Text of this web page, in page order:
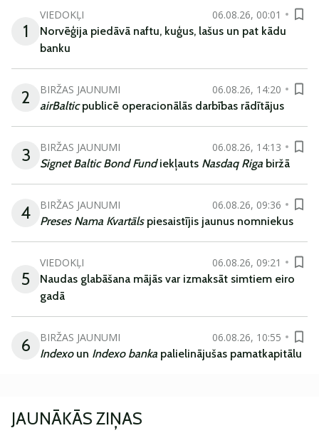
1
VIEDOKĻI
06.08.26, 00:01
Norvēģija piedāvā naftu, kuģus, lašus un pat kādu
banku
2 BIRŽAS JAUNUMI
06.08.26, 14:20
airBalticpublicē operacionālās darbības rādītājus
3 BIRŽAS JAUNUMI
06.08.26, 14:13
Signet Baltic Bond Fundiekļauts Nasdaq Riga biržā
4 BIRŽAS JAUNUMI
06.08.26, 09:36
Preses Nama Kvartāls piesaistījis jaunus nomniekus
5
VIEDOKĻI
06.08.26, 09:21
Naudas glabāšana mājās var izmaksāt simtiem eiro
gadā
6 BIRŽAS JAUNUMI
06.08.26, 10:55
Indexoun Indexo banka palielinājušas pamatkapitālu
JAUNĀKĀS ZIŅAS